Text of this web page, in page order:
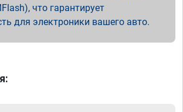
что гарантирует
для электроники вашего авто.